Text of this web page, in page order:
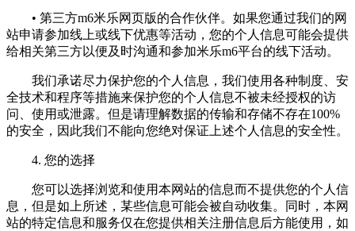
• 第三方m6米乐网页版的合作伙伴。如果您通过我们的网
站申请参加线上或线下优惠等活动，您的个人信息可能会提供
给相关第三方以便及时沟通和参加米乐m6平台的线下活动。
我们承诺尽力保护您的个人信息，我们使用各种制度、安
全技术和程序等措施来保护您的个人信息不被未经授权的访
问、使用或泄露。但是请理解数据的传输和存储不存在100%
的安全，因此我们不能向您绝对保证上述个人信息的安全性。
4. 您的选择
您可以选择浏览和使用本网站的信息而不提供您的个人信
息，但是如上所述，某些信息可能会被自动收集。同时，本网
站的特定信息和服务仅在您提供相关注册信息后方能使用，如